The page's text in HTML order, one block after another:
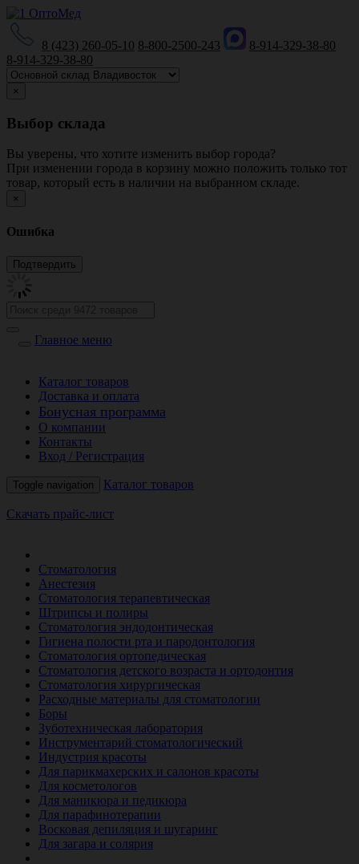
8 (423) 260-05-10 8-800-2500-243
8-914-329-38-80
8-914-329-38-80
×
Выбор склада
Вы уверены, что хотите изменить выбор города?
При изменении города в корзину можно положить только тот
товар, который есть в наличии на выбранном складе.
×
Ошибка
Главное меню
Каталог товаров
Доставка и оплата
Бонусная программа
О компании
Контакты
Вход / Регистрация
Toggle navigation Каталог товаров
Скачать прайс-лист
Стоматология
Анестезия
Стоматология терапевтическая
Штрипсы и полиры
Стоматология эндодонтическая
Гигиена полости рта и пародонтология
Стоматология ортопедическая
Стоматология детского возраста и ортодонтия
Стоматология хирургическая
Расходные материалы для стоматологии
Боры
Зуботехническая лаборатория
Инструментарий стоматологический
Индустрия красоты
Для парикмахерских и салонов красоты
Для косметологов
Для маникюра и педикюра
Для парафинотерапии
Восковая депиляция и шугаринг
Для загара и солярия